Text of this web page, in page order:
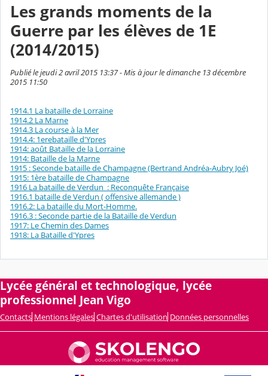
Les grands moments de la
Guerre par les élèves de 1E
(2014/2015)
Publié le jeudi 2 avril 2015 13:37 - Mis à jour le dimanche 13 décembre
2015 11:50
1914.1 La bataille de Lorraine
1914.2 La Marne
1914.3 La course à la Mer
1914.4: 1erebataille d'Ypres
1914: août Bataille de la Lorraine
1914: Bataille de la Marne
1915 : Seconde bataille de Champagne (Bertrand Andréa-Aubry Joé)
1915: 1ère bataille de Champagne
1916 La bataille de Verdun : Reconquête Française
1916.1 bataille de Verdun ( offensive allemande )
1916.2: La bataille du Mort-Homme.
1916.3 : Seconde partie de la Bataille de Verdun
1917: Le Chemin des Dames
1918: La Bataille d'Ypres
Lycée général et technologique, lycée
professionnel Jean Vigo
Contacts Mentions légales Chartes d'utilisation Données personnelles